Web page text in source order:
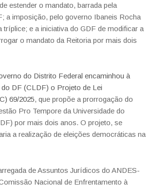
estender o mandato, barrada pela
a imposição, pelo governo Ibaneis Rocha
tríplice; e a iniciativa do GDF de modificar a
o mandato da Reitoria por mais dois
do Distrito Federal encaminhou à
DF (CLDF) o Projeto de Lei
69/2025, que propõe a prorrogação do
Pro Tempore da Universidade do
por mais dois anos. O projeto, se
a realização de eleições democráticas na
de Assuntos Jurídicos do ANDES-
Nacional de Enfrentamento à